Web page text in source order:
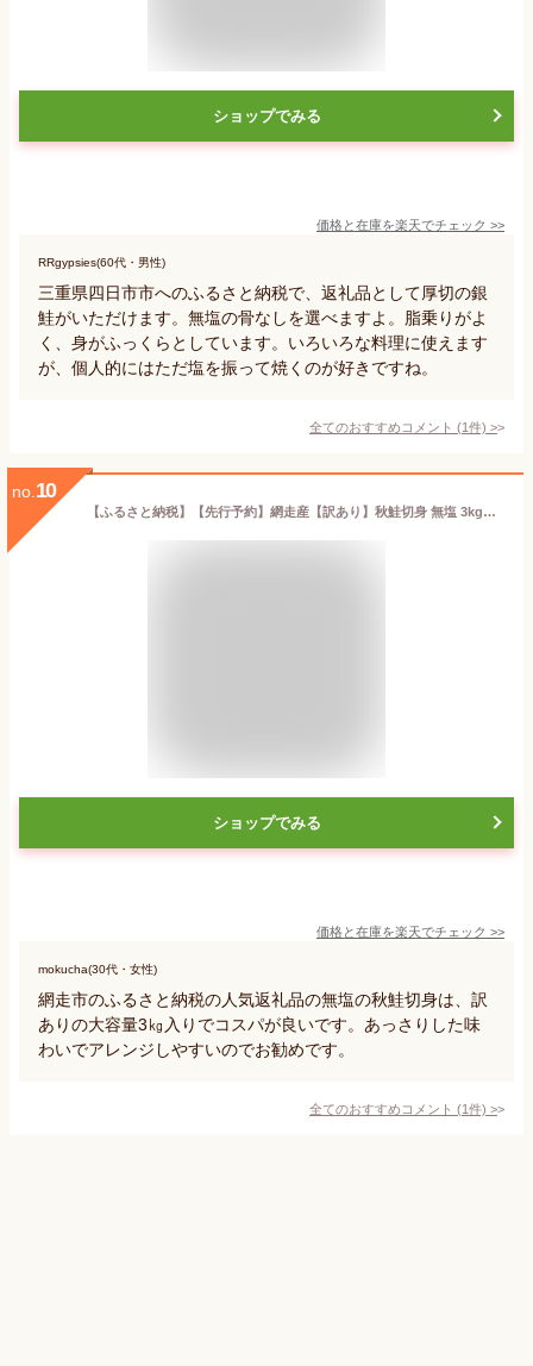
ショップでみる
価格と在庫を楽天でチェック >>
RRgypsies(60代・男性)
三重県四日市市へのふるさと納税で、返礼品として厚切の銀
鮭がいただけます。無塩の骨なしを選べますよ。脂乗りがよ
く、身がふっくらとしています。いろいろな料理に使えます
が、個人的にはただ塩を振って焼くのが好きですね。
全てのおすすめコメント (1件) >
no. 10
【ふるさと納税】【先行予約】網走産【訳あり】秋鮭切身 無塩 3kg（2025年10月以降発送）【 ふるさと納税 人気 おすすめ 鮭 秋鮭 白鮭 あっさり 訳あり 不揃い 海鮮 オホーツク海産 冷凍 北海道 網走市 】 ABBI001
ショップでみる
価格と在庫を楽天でチェック >>
mokucha(30代・女性)
網走市のふるさと納税の人気返礼品の無塩の秋鮭切身は、訳
ありの大容量3㎏入りでコスパが良いです。あっさりした味
わいでアレンジしやすいのでお勧めです。
全てのおすすめコメント (1件) >